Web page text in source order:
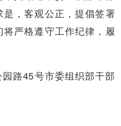
，客观公正，提倡签署
严格遵守工作纪律，履
路45号市委组织部干部